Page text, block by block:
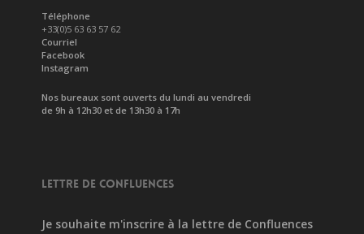
Téléphone
+33(0)5 63 63 57 62
Courriel
Facebook
Instagram
Nos bureaux sont ouverts du lundi au vendredi
de 9h à 12h30 et de 13h30 à 17h
LETTRE DE CONFLUENCES
Je souhaite m'inscrire à la lettre de Confluences